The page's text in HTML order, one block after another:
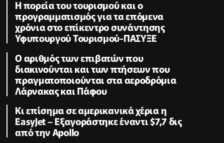
Η πορεία του τουρισμού και ο
προγραμματισμός για τα επόμενα
χρόνια στο επίκεντρο συνάντησης
Υφυπουργού Τουρισμού-ΠΑΣΥΞΕ
Ο αριθμός των επιβατών που
διακινούνται και των πτήσεων που
πραγματοποιούνται στα αεροδρόμια
Λάρνακας και Πάφου
Κι επίσημα σε αμερικανικά χέρια η
EasyJet – Εξαγοράστηκε έναντι $7,7 δις
από την Apollo